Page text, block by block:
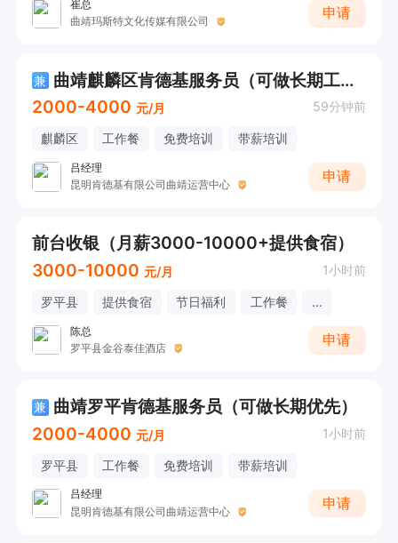
崔总
曲靖玛斯特文化传媒有限公司
申请
兼
曲靖麒麟区肯德基服务员（可做长期工作优先）
2000-4000 元/月 59分钟前
麒麟区 工作餐 免费培训 带薪培训
吕经理
昆明肯德基有限公司曲靖运营中心
申请
前台收银（月薪3000-10000+提供食宿）
3000-10000 元/月 1小时前
罗平县 提供食宿 节日福利 工作餐 ...
陈总
罗平县金谷泰佳酒店
申请
兼 曲靖罗平肯德基服务员（可做长期优先）
2000-4000 元/月 1小时前
罗平县 工作餐 免费培训 带薪培训
吕经理
昆明肯德基有限公司曲靖运营中心
申请